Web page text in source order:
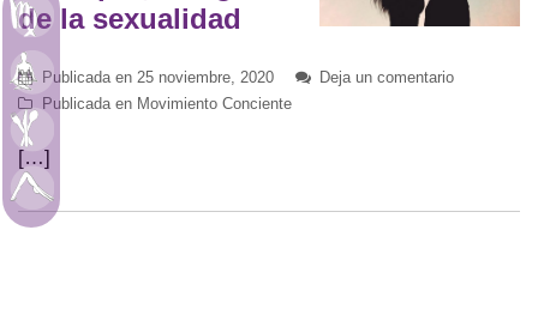
de la sexualidad
Publicada en 25 noviembre, 2020
Deja un comentario
Publicada en Movimiento Conciente
[…]
Astrología
Meditación